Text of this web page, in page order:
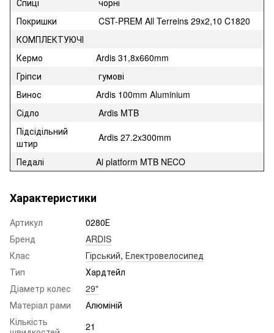
Покришки
CST-PREM All Terreins 29x2,10 C1820
КОМПЛЕКТУЮЧІ
Кермо
Ardis 31,8x660mm
Гріпси
гумові
Винос
Ardis 100mm Aluminium
Сідло
Ardis MTB
Підсідільний
штир
Ardis 27.2x300mm
Педалі
Al platform MTB NECO
Характеристики
Артикул
0280Е
Бренд
ARDIS
Клас
Гірський, Електровелосипед
Тип
Хардтейл
Діаметр колес
29"
Матеріал рами
Алюміній
Кількість
21